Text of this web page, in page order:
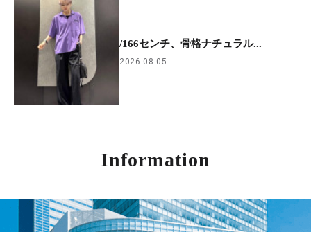
/166センチ、骨格ナチュラル...
2026.08.05
Information